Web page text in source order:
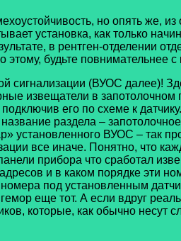
но опять же,
установка, как только
в рентген-отделении
будьте повнимательнее
сигнализации (ВУОС далее)!
извещатели в
его по схеме к
раздела –
ВУОС – так
все иначе. Понятно, что
прибора что сработал
и в каком порядке эти
под установленным
еще тот. А если вдруг
которые, как обычно несут